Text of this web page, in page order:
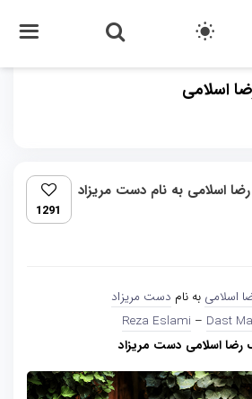
اسلامی
اسلامی به نام دست مریزاد
1291
اسلامی به نام دست مریزاد
Reza Eslami – Dast
رضا اسلامی دست مریزاد